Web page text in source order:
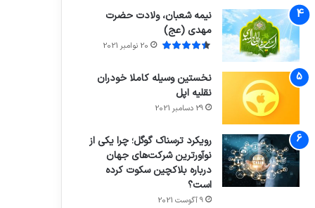
نیمه شعبان، ولادت حضرت
مهدی (عج)
20 نوامبر 2021
نخستین وسیله کاملا خودران
نقلیه اپل
29 دسامبر 2021
رویکرد ترسناک گوگل؛ چرا یکی از
نوآورترین شرکت‌های جهان
درباره بلاکچین سکوت کرده
است؟
9 آگوست 2021